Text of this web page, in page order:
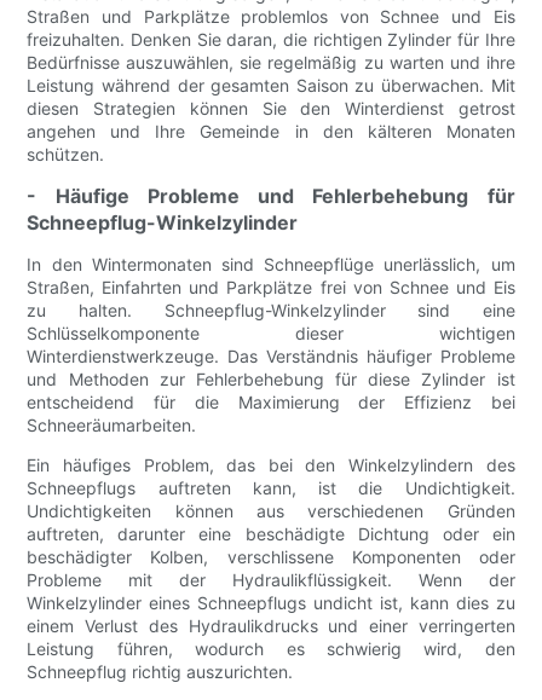
Straßen und Parkplätze problemlos von Schnee und Eis
freizuhalten. Denken Sie daran, die richtigen Zylinder für Ihre
Bedürfnisse auszuwählen, sie regelmäßig zu warten und ihre
Leistung während der gesamten Saison zu überwachen. Mit
diesen Strategien können Sie den Winterdienst getrost
angehen und Ihre Gemeinde in den kälteren Monaten
schützen.
- Häufige Probleme und Fehlerbehebung für
Schneepflug-Winkelzylinder
In den Wintermonaten sind Schneepflüge unerlässlich, um
Straßen, Einfahrten und Parkplätze frei von Schnee und Eis
zu halten. Schneepflug-Winkelzylinder sind eine
Schlüsselkomponente dieser wichtigen
Winterdienstwerkzeuge. Das Verständnis häufiger Probleme
und Methoden zur Fehlerbehebung für diese Zylinder ist
entscheidend für die Maximierung der Effizienz bei
Schneeräumarbeiten.
Ein häufiges Problem, das bei den Winkelzylindern des
Schneepflugs auftreten kann, ist die Undichtigkeit.
Undichtigkeiten können aus verschiedenen Gründen
auftreten, darunter eine beschädigte Dichtung oder ein
beschädigter Kolben, verschlissene Komponenten oder
Probleme mit der Hydraulikflüssigkeit. Wenn der
Winkelzylinder eines Schneepflugs undicht ist, kann dies zu
einem Verlust des Hydraulikdrucks und einer verringerten
Leistung führen, wodurch es schwierig wird, den
Schneepflug richtig auszurichten.